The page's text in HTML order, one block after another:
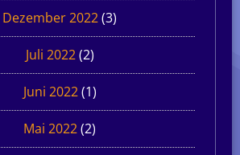
Dezember 2022(3)
Juli 2022(2)
Juni 2022(1)
Mai 2022(2)